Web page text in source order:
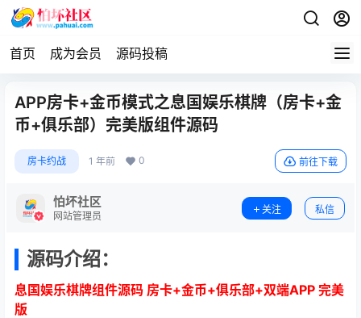
首页 成为会员 源码投稿
APP房卡+金币模式之息国娱乐棋牌（房卡+金
币+俱乐部）完美版组件源码
房卡约战 1 年前 0 前往下载
怕坏社区
网站管理员
关注 私信
源码介绍：
息国娱乐棋牌组件源码 房卡+金币+俱乐部+双端APP 完美
版